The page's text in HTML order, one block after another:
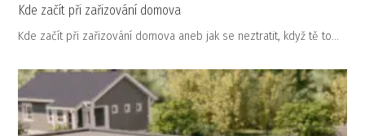
Kde začít při zařizování domova
Kde začít při zařizování domova aneb jak se neztratit, když tě to…